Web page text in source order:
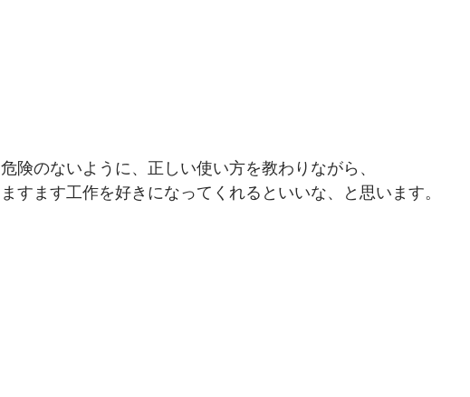
危険のないように、正しい使い方を教わりながら、
ますます工作を好きになってくれるといいな、と思います。